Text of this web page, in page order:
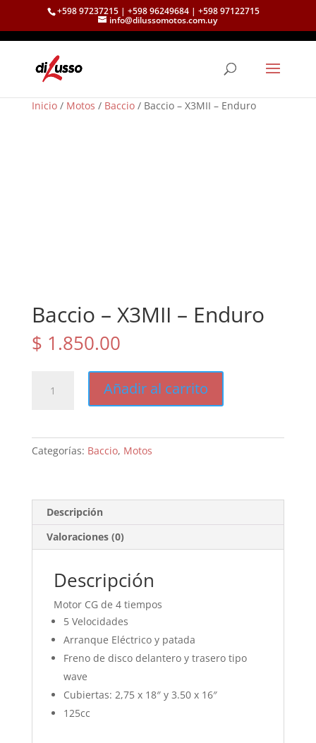
+598 97237215 | +598 96249684 | +598 97122715
info@dilussomotos.com.uy
Inicio/ Motos / Baccio/ Baccio – X3MII – Enduro
Baccio – X3MII – Enduro
$ 1.850.00
cantidad
Añadir al carrito
Categorías: Baccio, Motos
Descripción
Valoraciones (0)
Descripción
Motor CG de 4 tiempos
5 Velocidades
Arranque Eléctrico y patada
Freno de disco delantero y trasero tipo
wave
Cubiertas: 2,75 x 18″ y 3.50 x 16″
125cc